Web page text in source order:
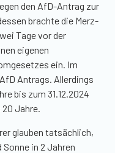
den AfD-Antrag zur
brachte die Merz-
Tage vor der
eigenen
ein. Im
Antrags. Allerdings
bis zum 31.12.2024
Jahre.
glauben tatsächlich,
in 2 Jahren